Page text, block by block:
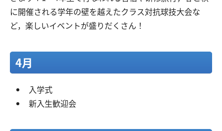
入学案内
学生生活
研究・産学連携
教育・研究施設
中学生の方
に開催される学年の壁を越えたクラス対抗球技大会な
ど，楽しいイベントが盛りだくさん！
4月
入学式
新入生歓迎会